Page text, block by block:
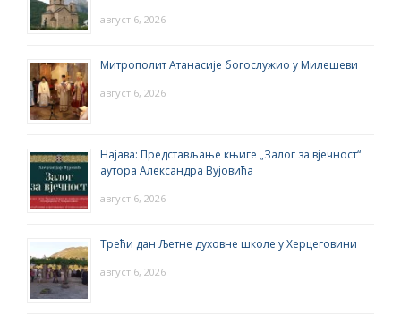
август 6, 2026
Митрополит Атанасије богослужио у Милешеви
август 6, 2026
Најава: Представљање књиге „Залог за вјечност“
аутора Александра Вујовића
август 6, 2026
Трећи дан Љетне духовне школе у Херцеговини
август 6, 2026